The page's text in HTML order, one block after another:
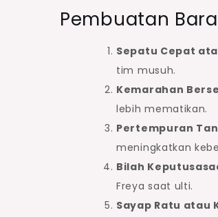
Pembuatan
Sepatu Cepat
tim musuh.
Kemarahan
lebih mematikan.
Pertempuran
meningkatkan
Bilah
Freya saat ulti.
Sayap Ratu atau